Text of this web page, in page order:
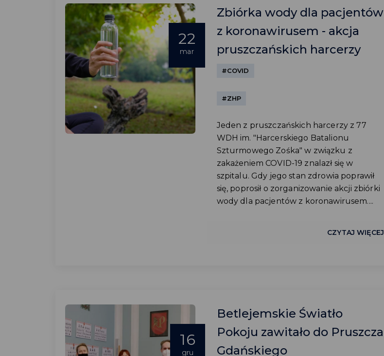
22
mar
Zbiórka wody dla pacjentów
z koronawirusem - akcja
pruszczańskich harcerzy
#COVID
#ZHP
Jeden z pruszczańskich harcerzy z 77
WDH im. "Harcerskiego Batalionu
Szturmowego Zośka" w związku z
zakażeniem COVID-19 znalazł się w
szpitalu. Gdy jego stan zdrowia poprawił
się, poprosił o zorganizowanie akcji zbiórki
wody dla pacjentów z koronawirusem....
CZYTAJ WIĘCEJ
16
gru
Betlejemskie Światło
Pokoju zawitało do Pruszcza
Gdańskiego